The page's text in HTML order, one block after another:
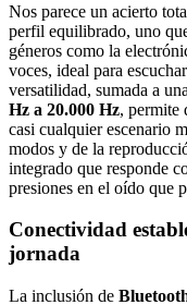
Nos parece un acierto
perfil equilibrado, uno
géneros como la
voces, ideal para
versatilidad, sumada a
Hz a 20.000 Hz, permite
casi cualquier escenario
modos y de la
integrado que responde
presiones en el oído que
Conectividad
jornada
La inclusión de